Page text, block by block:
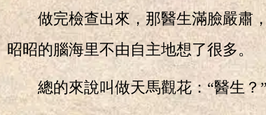
做完檢查出來，那醫生滿臉嚴肅，
昭昭的腦海里不由自主地想了很多。
總的來說叫做天馬觀花：“醫生？”